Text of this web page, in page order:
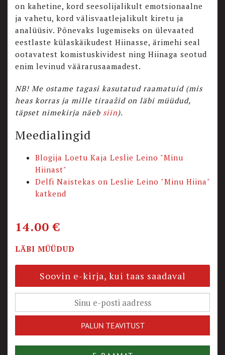
on kahetine, kord seesolijalikult emotsionaalne
ja vahetu, kord välisvaatlejalikult kiretu ja
analüüsiv. Põnevaks lugemiseks on ülevaated
eestlaste külaskäikudest Hiinasse, ärimehi seal
ootavatest komistuskividest ning Hiinaga seotud
enim levinud väärarusaamadest.
NB! Me ostame tagasi kasutatud raamatuid (mis
heas korras ja mille tiraažid on läbi müüdud,
täpset nimekirja näeb siin ).
Meedialingid
Blogija Loetu Kaja Leslie Leino "Minu
Hiinast"
Delfi Naistekas on Leslie Leino "Minu Hiina"
katkend
14.00€
LÄBI MÜÜDUD
Soovin e-kirja, kui taas saadaval